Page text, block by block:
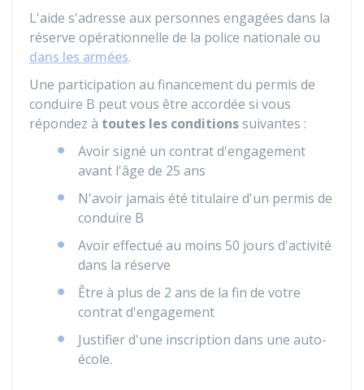
L'aide s'adresse aux personnes engagées dans la
réserve opérationnelle de la police nationale ou
dans les armées.
Une participation au financement du permis de
conduire B peut vous être accordée si vous
répondez à toutes les conditionssuivantes :
Avoir signé un contrat d'engagement
avant l'âge de 25 ans
N'avoir jamais été titulaire d'un permis de
conduire B
Avoir effectué au moins 50 jours d'activité
dans la réserve
Être à plus de 2 ans de la fin de votre
contrat d'engagement
Justifier d'une inscription dans une auto-
école.